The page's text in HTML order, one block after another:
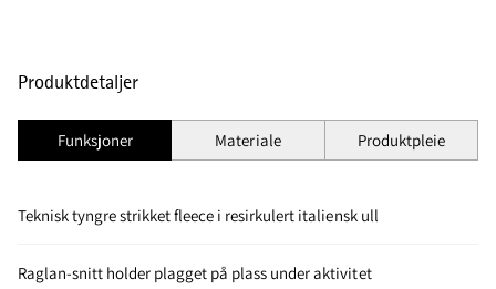
Produktdetaljer
Funksjoner Materiale Produktpleie
Teknisk tyngre strikket fleece i resirkulert italiensk ull
Raglan-snitt holder plagget på plass under aktivitet